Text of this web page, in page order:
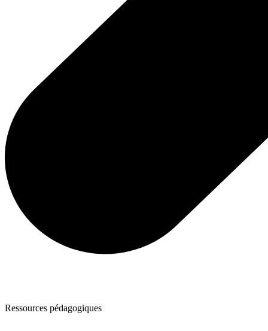
Ressources pédagogiques